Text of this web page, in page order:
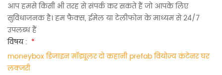
आप हमसे किसी भी तरह से संपर्क कर सकते हैं जो आपके लिए
सुविधाजनक है। हम फैक्स, ईमेल या टेलीफोन के माध्यम से 24/7
उपलब्ध हैं
विषय : *
moneybox डिजाइन मॉड्यूलर दो कहानी prefab वियोज्य कंटेनर घर
लक्जरी